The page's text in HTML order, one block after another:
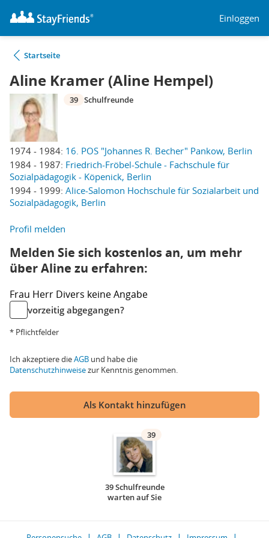
Einloggen
Startseite
Aline Kramer (Aline Hempel)
1974 - 1984: 16. POS "Johannes R. Becher" Pankow, Berlin
1984 - 1987: Friedrich-Fröbel-Schule - Fachschule für
Sozialpädagogik - Köpenick, Berlin
1994 - 1999: Alice-Salomon Hochschule für Sozialarbeit und
Sozialpädagogik, Berlin
39 Schulfreunde
Profil melden
Melden Sie sich kostenlos an, um mehr
über Aline zu erfahren:
Frau Herr Divers keine Angabe
vorzeitig abgegangen?
* Pflichtfelder
Ich akzeptiere dieAGB und habe die
Datenschutzhinweisezur Kenntnis genommen.
Als Kontakt hinzufügen
39
39 Schulfreunde
warten auf Sie